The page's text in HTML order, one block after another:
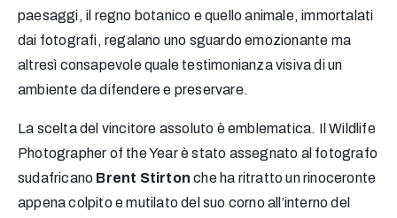
paesaggi, il regno botanico e quello animale, immortalati
dai fotografi, regalano uno sguardo emozionante ma
altresì consapevole quale testimonianza visiva di un
ambiente da difendere e preservare.
La scelta del vincitore assoluto è emblematica. Il Wildlife
Photographer of the Year è stato assegnato al fotografo
sudafricano Brent Stirtonche ha ritratto un rinoceronte
appena colpito e mutilato del suo corno all’interno del